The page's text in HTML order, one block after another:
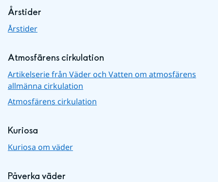
Årstider
Årstider
Atmosfärens cirkulation
Artikelserie från Väder och Vatten om atmosfärens
allmänna cirkulation
Atmosfärens cirkulation
Kuriosa
Kuriosa om väder
Påverka väder